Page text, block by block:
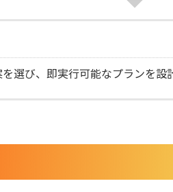
選び、即実行可能なプランを設